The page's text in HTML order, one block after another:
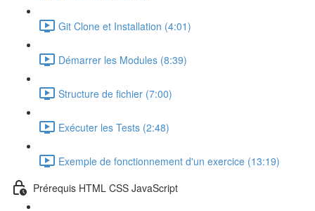
Git Clone et Installation (4:01)
Démarrer les Modules (8:39)
Structure de fichier (7:00)
Exécuter les Tests (2:48)
Exemple de fonctionnement d'un exercice (13:19)
Prérequis HTML CSS JavaScript